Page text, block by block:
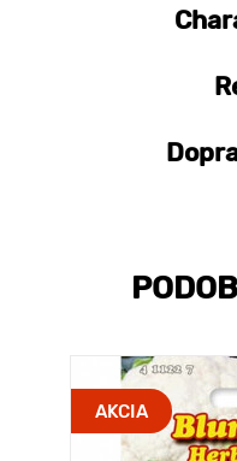
AKCIA